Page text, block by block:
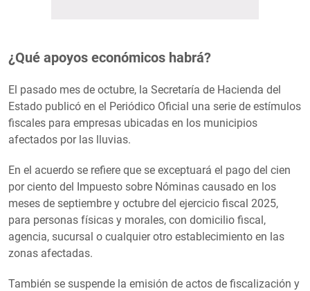
¿Qué apoyos económicos habrá?
El pasado mes de octubre, la Secretaría de Hacienda del
Estado publicó en el Periódico Oficial una serie de estímulos
fiscales para empresas ubicadas en los municipios
afectados por las lluvias.
En el acuerdo se refiere que se exceptuará el pago del cien
por ciento del Impuesto sobre Nóminas causado en los
meses de septiembre y octubre del ejercicio fiscal 2025,
para personas físicas y morales, con domicilio fiscal,
agencia, sucursal o cualquier otro establecimiento en las
zonas afectadas.
También se suspende la emisión de actos de fiscalización y